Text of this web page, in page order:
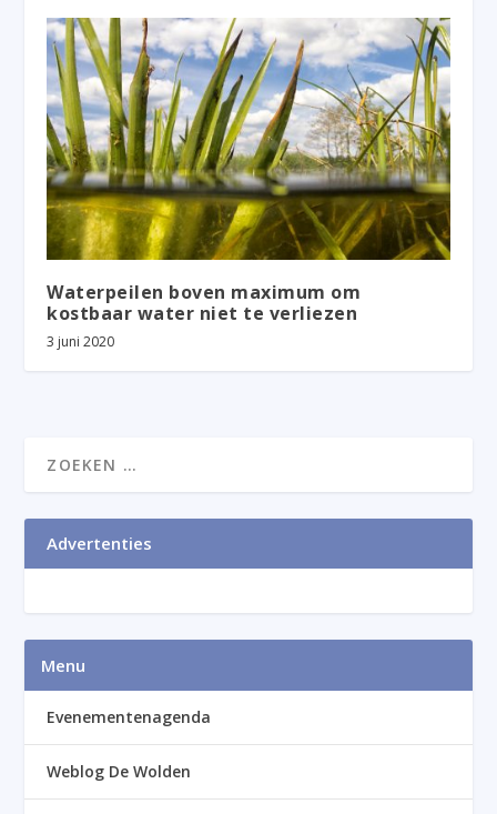
Waterpeilen boven maximum om
kostbaar water niet te verliezen
3 juni 2020
Advertenties
Menu
Evenementenagenda
Weblog De Wolden